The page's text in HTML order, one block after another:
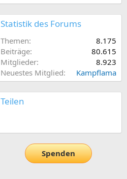
Statistik des Forums
Themen
8.175
Beiträge
80.615
Mitglieder
8.923
Neuestes Mitglied
Kampflama
Teilen
Spenden